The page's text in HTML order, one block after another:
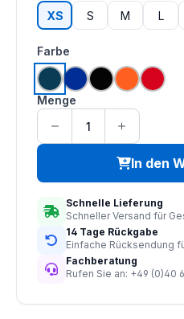
XS S M L
Farbe
marineroyalblauschwarzorange
rot
Menge
In den
Schnelle Lieferung
Schneller Versand für
14 Tage Rückgabe
Einfache Rücksendung
Fachberatung
Rufen Sie an: +49 (0)40